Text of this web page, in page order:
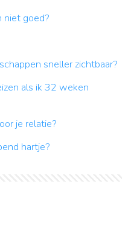
niet goed?
sneller zichtbaar?
als ik 32 weken
je relatie?
hartje?